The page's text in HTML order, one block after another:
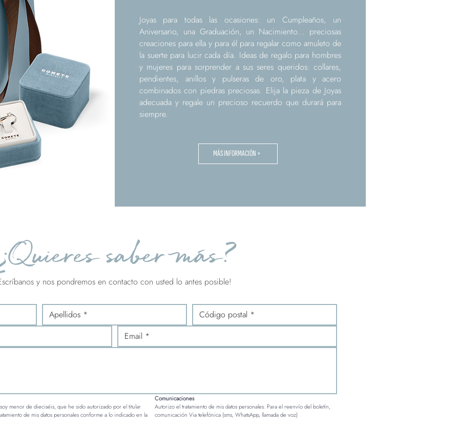
Joyas para todas las ocasiones: un Cumpleaños, un
Aniversario, una Graduación, un Nacimiento... preciosas
creaciones para ella y para él para regalar como amuleto de
la suerte para lucir cada día. Ideas de regalo para hombres
y mujeres para sorprender a sus seres queridos: collares,
pendientes, anillos y pulseras de oro, plata y acero
combinados con piedras preciosas. Elija la pieza de Joyas
adecuada y regale un precioso recuerdo que durará para
siempre.
MÁS INFORMACIÓN >
saber más?
y nos pondremos en contacto con usted lo antes posible!
menor de dieciséis, que he sido autorizado por el titular
Comunicaciones
Autorizo el tratamiento de mis datos personales. Para el reenvío del boletín,
comunicación Via telefónica (sms, WhatsApp, llamada de voz)